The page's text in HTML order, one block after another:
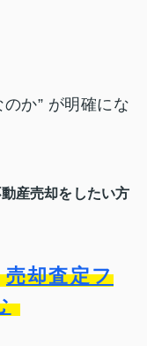
か” が明確にな
たい方
売却査定フ